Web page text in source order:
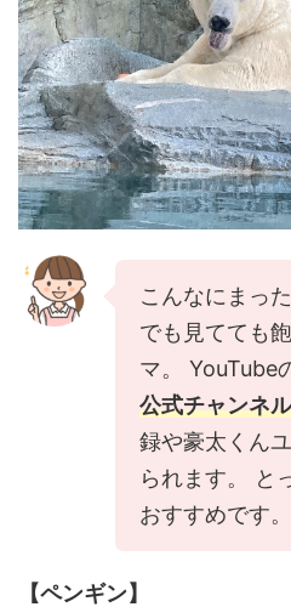
こんなにまっ
でも見てても
マ。 YouTube
公式チャンネ
録や豪太くん
られます。 と
おすすめです。
【ペンギン】